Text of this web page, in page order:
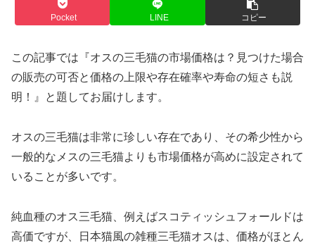
Pocket LINE コピー
この記事では『オスの三毛猫の市場価格は？見つけた場合
の販売の可否と価格の上限や存在確率や寿命の短さも説
明！』と題してお届けします。
オスの三毛猫は非常に珍しい存在であり、その希少性から
一般的なメスの三毛猫よりも市場価格が高めに設定されて
いることが多いです。
純血種のオス三毛猫、例えばスコティッシュフォールドは
高価ですが、日本猫風の雑種三毛猫オスは、価格がほとん